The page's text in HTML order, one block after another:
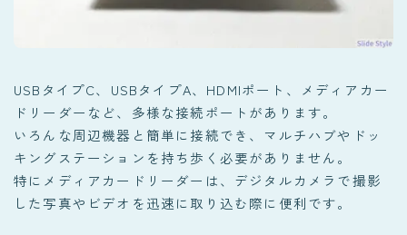
USBタイプC、USBタイプA、HDMIポート、メディアカー
ドリーダーなど、多様な接続ポートがあります。
いろんな周辺機器と簡単に接続でき、マルチハブやドッ
キングステーションを持ち歩く必要がありません。
特にメディアカードリーダーは、デジタルカメラで撮影
した写真やビデオを迅速に取り込む際に便利です。